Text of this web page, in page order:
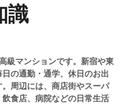
識
級マンションです。新宿や東
の通勤・通学、休日のお出
周辺には、商店街やスーパ
食店、病院などの日常生活